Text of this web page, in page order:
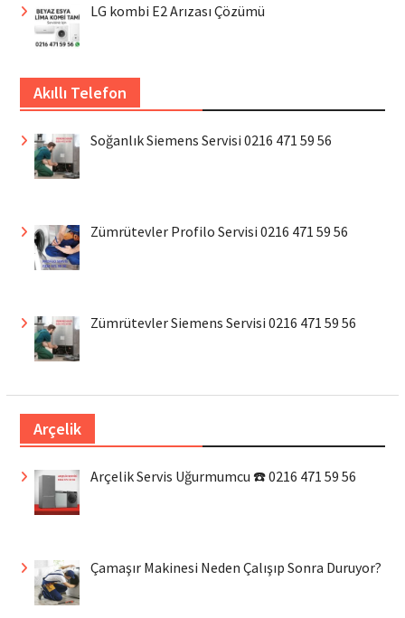
LG kombi E2 Arızası Çözümü
Akıllı Telefon
Soğanlık Siemens Servisi 0216 471 59 56
Zümrütevler Profilo Servisi 0216 471 59 56
Zümrütevler Siemens Servisi 0216 471 59 56
Arçelik
Arçelik Servis Uğurmumcu ☎️ 0216 471 59 56
Çamaşır Makinesi Neden Çalışıp Sonra Duruyor?